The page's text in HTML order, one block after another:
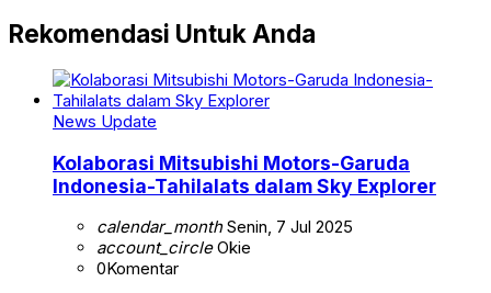
Rekomendasi Untuk Anda
News Update
Kolaborasi Mitsubishi Motors-Garuda
Indonesia-Tahilalats dalam Sky Explorer
calendar_monthSenin, 7 Jul 2025
account_circleOkie
0Komentar